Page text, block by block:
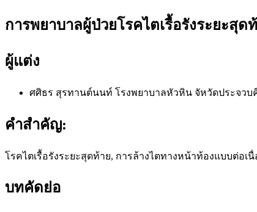
การพยาบาลผู้ป่วยโรคไตเรื้อรังระยะสุ
ผู้แต่ง
ศศิธร สุรทานต์นนท์ โรงพยาบาลหัวหิน จัหวัดประจวบ
คำสำคัญ:
โรคไตเรื้อรังระยะสุดท้าย, การล้างไตทางหน้าท้องแบบต่อเ
บทคัดย่อ